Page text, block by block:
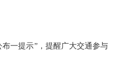
一提示”，提醒广大交通参与